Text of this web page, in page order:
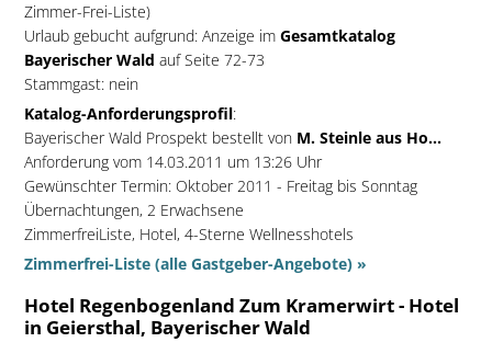
Zimmer-Frei-Liste)
Urlaub gebucht aufgrund: Anzeige im Gesamtkatalog
Bayerischer Wald auf Seite 72-73
Stammgast: nein
Katalog-Anforderungsprofil:
Bayerischer Wald Prospekt bestellt von M. Steinle aus Ho...
Anforderung vom 14.03.2011 um 13:26 Uhr
Gewünschter Termin: Oktober 2011 - Freitag bis Sonntag
Übernachtungen, 2 Erwachsene
ZimmerfreiListe, Hotel, 4-Sterne Wellnesshotels
Zimmerfrei-Liste (alle Gastgeber-Angebote) »
Hotel Regenbogenland Zum Kramerwirt - Hotel
in Geiersthal, Bayerischer Wald